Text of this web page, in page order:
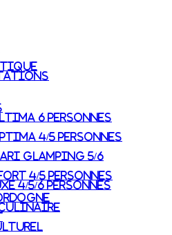
6 personnes
4/5 personnes
Glamping 5/6
4/5 personnes
4/5/6 personnes